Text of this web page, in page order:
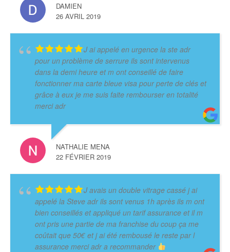
DAMIEN
26 AVRIL 2019
J ai appelé en urgence la ste adr
pour un problème de serrure ils sont intervenus
dans la demi heure et m ont conseillé de faire
fonctionner ma carte bleue visa pour perte de clés et
grâce à eux je me suis faite rembourser en totalité
merci adr
NATHALIE MENA
22 FÉVRIER 2019
J avais un double vitrage cassé j ai
appelé la Steve adr ils sont venus 1h après ils m ont
bien conseillés et appliqué un tarif assurance et il m
ont pris une partie de ma franchise du coup ça me
coûtait que 50€ et j ai été rembousé le reste par l
assurance merci adr a recommander